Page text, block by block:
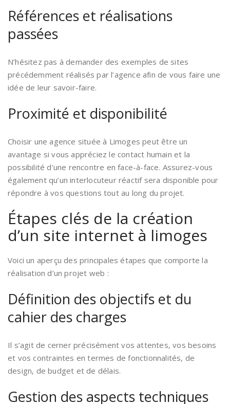
Références et réalisations
passées
N’hésitez pas à demander des exemples de sites
précédemment réalisés par l’agence afin de vous faire une
idée de leur savoir-faire.
Proximité et disponibilité
Choisir une agence située à Limoges peut être un
avantage si vous appréciez le contact humain et la
possibilité d’une rencontre en face-à-face. Assurez-vous
également qu’un interlocuteur réactif sera disponible pour
répondre à vos questions tout au long du projet.
Étapes clés de la création
d’un site internet à limoges
Voici un aperçu des principales étapes que comporte la
réalisation d’un projet web :
Définition des objectifs et du
cahier des charges
Il s’agit de cerner précisément vos attentes, vos besoins
et vos contraintes en termes de fonctionnalités, de
design, de budget et de délais.
Gestion des aspects techniques